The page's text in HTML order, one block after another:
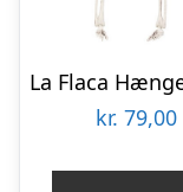
kr. 79,00